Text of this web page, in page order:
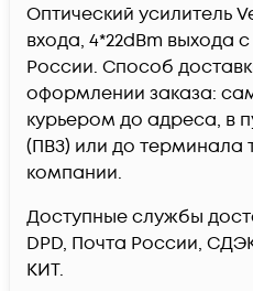
Оптический усилитель
входа, 4*22dBm выхода
России. Способ
оформлении заказа:
курьером до адреса, в
(ПВЗ) или до терминала
компании.
Доступные службы
DPD, Почта России,
КИТ.